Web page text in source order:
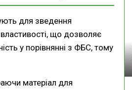
для зведення
що дозволяє
у порівнянні з ФБС, тому
матеріал для